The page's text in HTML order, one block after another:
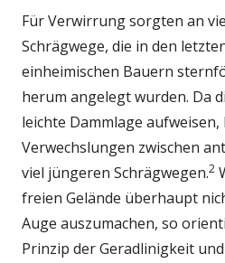
Für Verwirrung sorgten an
Schrägwege, die in den
einheimischen Bauern
herum angelegt wurden. Da
leichte Dammlage
Verwechslungen zwischen
viel jüngeren Schrägwegen.2
freien Gelände überhaupt
Auge auszumachen, so
Prinzip der Geradlinigkeit